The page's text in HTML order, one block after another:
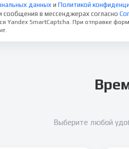
данных и Политикой
сообщения в мессенджерах согласно
Yandex SmartCaptcha. При отправке
Выберите любой